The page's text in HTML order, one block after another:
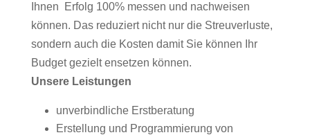
Ihnen Erfolg 100% messen und nachweisen
können. Das reduziert nicht nur die Streuverluste,
sondern auch die Kosten damit Sie können Ihr
Budget gezielt ensetzen können.
Unsere Leistungen
unverbindliche Erstberatung
Erstellung und Programmierung von